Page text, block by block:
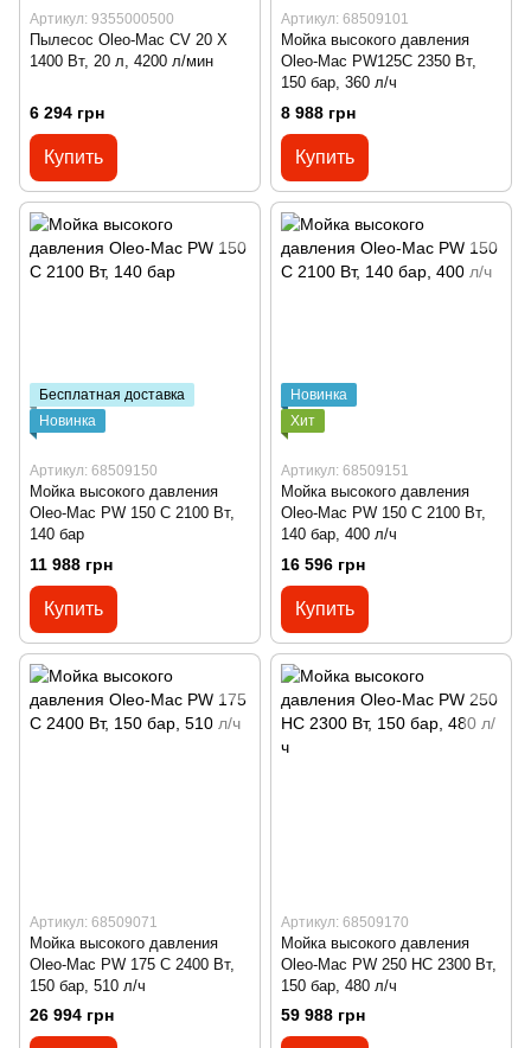
Артикул: 9355000500
Пылесос Oleo-Mac CV 20 X
1400 Вт, 20 л, 4200 л/мин
6 294 грн
Купить
Артикул: 68509101
Мойка высокого давления
Oleo-Mac PW125C 2350 Вт,
150 бар, 360 л/ч
8 988 грн
Купить
Бесплатная доставка
Новинка
Артикул: 68509150
Мойка высокого давления
Oleo-Mac PW 150 C 2100 Вт,
140 бар
11 988 грн
Купить
Новинка
Хит
Артикул: 68509151
Мойка высокого давления
Oleo-Mac PW 150 C 2100 Вт,
140 бар, 400 л/ч
16 596 грн
Купить
Артикул: 68509071
Мойка высокого давления
Oleo-Mac PW 175 C 2400 Вт,
150 бар, 510 л/ч
26 994 грн
Артикул: 68509170
Мойка высокого давления
Oleo-Mac PW 250 HC 2300 Вт,
150 бар, 480 л/ч
59 988 грн